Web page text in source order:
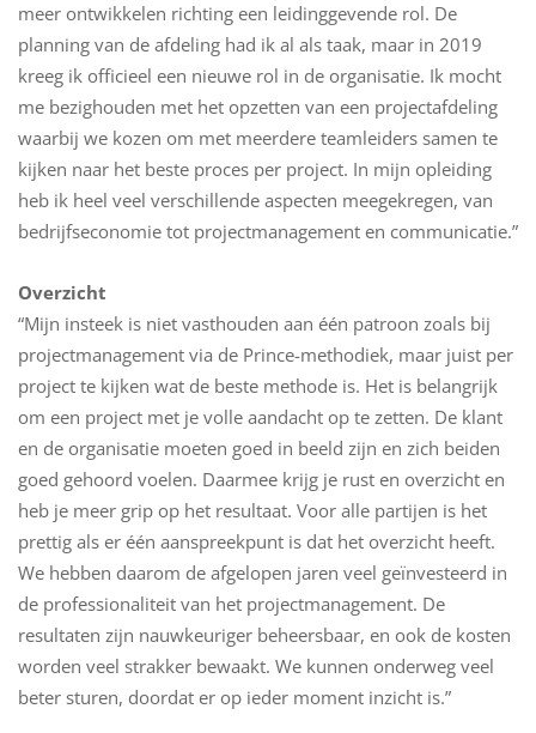
meer ontwikkelen richting een leidinggevende rol. De
planning van de afdeling had ik al als taak, maar in 2019
kreeg ik officieel een nieuwe rol in de organisatie. Ik mocht
me bezighouden met het opzetten van een projectafdeling
waarbij we kozen om met meerdere teamleiders samen te
kijken naar het beste proces per project. In mijn opleiding
heb ik heel veel verschillende aspecten meegekregen, van
bedrijfseconomie tot projectmanagement en communicatie.”
Overzicht
“Mijn insteek is niet vasthouden aan één patroon zoals bij
projectmanagement via de Prince-methodiek, maar juist per
project te kijken wat de beste methode is. Het is belangrijk
om een project met je volle aandacht op te zetten. De klant
en de organisatie moeten goed in beeld zijn en zich beiden
goed gehoord voelen. Daarmee krijg je rust en overzicht en
heb je meer grip op het resultaat. Voor alle partijen is het
prettig als er één aanspreekpunt is dat het overzicht heeft.
We hebben daarom de afgelopen jaren veel geïnvesteerd in
de professionaliteit van het projectmanagement. De
resultaten zijn nauwkeuriger beheersbaar, en ook de kosten
worden veel strakker bewaakt. We kunnen onderweg veel
beter sturen, doordat er op ieder moment inzicht is.”